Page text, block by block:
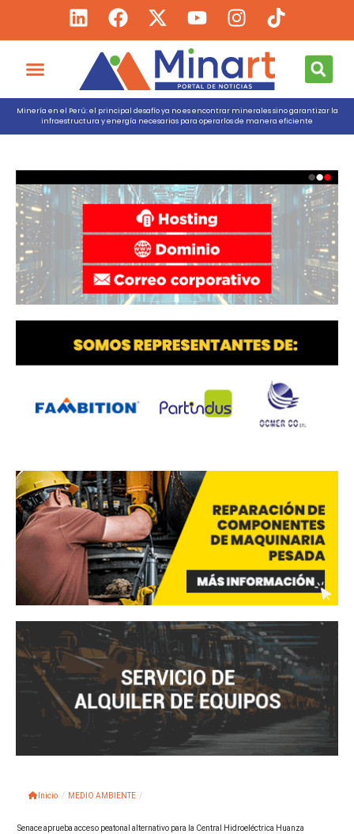
Minería en el Perú: el principal desafío ya no es encontrar minerales sino garantizar la
infraestructura y energía necesarias para operarlos de manera eficiente
Inicio / MEDIO AMBIENTE /
Senace aprueba acceso peatonal alternativo para la Central Hidroeléctrica Huanza